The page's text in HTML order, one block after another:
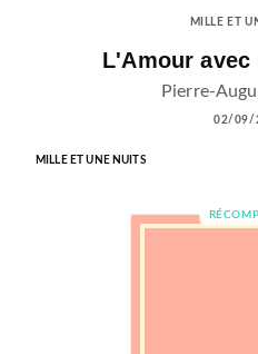
MILLE ET
L'Amour avec
Pierre-
02/09/
MILLE ET UNE NUITS